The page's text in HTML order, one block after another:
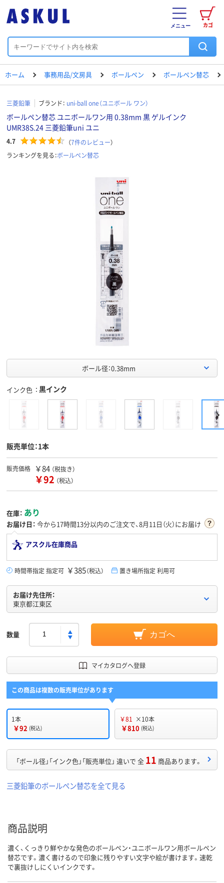
カゴ
メニュー
ホーム 事務用品/文房具 ボールペン ボールペン替芯
三菱鉛筆 ブランド： uni-ball one（ユニボール ワン）
ボールペン替芯 ユニボールワン用 0.38mm 黒 ゲルインク
UMR38S.24 三菱鉛筆uni ユニ
4.7 （7件のレビュー）
ランキングを見る：ボールペン替芯
ボール径：0.38mm
インク色 黒インク
販売単位：1本
販売価格 ￥84 （税抜き）
￥92 （税込）
在庫： あり
お届け日： 今から17時間13分以内のご注文で、8月11日（火）にお届け
アスクル在庫商品
時間帯指定 指定可 ￥385（税込） 置き場所指定 利用可
お届け先住所：
東京都江東区
数量 カゴへ
マイカタログへ登録
この商品は複数の販売単位があります
1本
￥92 (税込)
￥81 ×10本
￥810 (税込)
「ボール径」「インク色」「販売単位」 違いで 全 11 商品あります。
三菱鉛筆のボールペン替芯を全て見る
商品説明
濃く、くっきり鮮やかな発色のボールペン・ユニボールワン用ボールペン
替芯です。濃く書けるので印象に残りやすい文字や絵が書けます。速乾
で裏抜けしにくいインクです。